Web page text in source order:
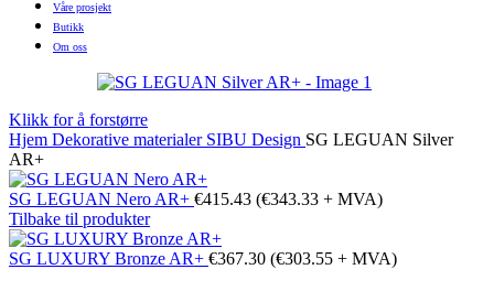
Våre prosjekt
Butikk
Om oss
Klikk for å forstørre
Hjem Dekorative materialer SIBU Design SG LEGUAN Silver
AR+
SG LEGUAN Nero AR+ €415.43 (€343.33 + MVA)
Tilbake til produkter
SG LUXURY Bronze AR+ €367.30 (€303.55 + MVA)